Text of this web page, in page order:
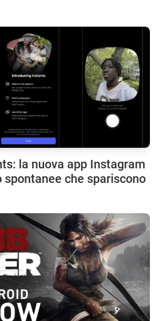
la nuova app Instagram
che spariscono